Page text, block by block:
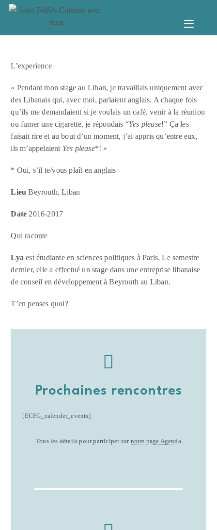
L’experience
« Pendant mon stage au Liban, je travaillais uniquement avec
des Libanais qui, avec moi, parlaient anglais. A chaque fois
qu’ils me demandaient si je voulais un café, venir à la réunion
ou fumer une cigarette, je répondais “Yes please!” Ça les
faisait rire et au bout d’un moment, j’ai appris qu’entre eux,
ils m’appelaient Yes please*! »
* Oui, s’il te/vous plaît en anglais
LieuBeyrouth, Liban
Date 2016-2017
Qui raconte
Lya est étudiante en sciences politiques à Paris. Le semestre
dernier, elle a effectué un stage dans une entreprise libanaise
de conseil en développement à Beyrouth au Liban.
T’en penses quoi?
Prochaines rencontres
[ECFG_calender_events]
Tous les détails pour participer sur notre page Agenda